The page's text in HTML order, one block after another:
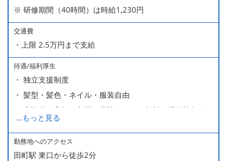
※ 研修期間（40時間）は時給1,230円
交通費
・上限 2.5万円まで支給
待遇/福利厚生
・ 独立支援制度
・ 髪型・髪色・ネイル・服装自由
・ 北海道や高知、九州、北陸などへの無料の研修旅行あり
ます
・ 無料の美味しい まかない食 あり
...もっと見る
勤務地へのアクセス
田町駅 東口から徒歩2分